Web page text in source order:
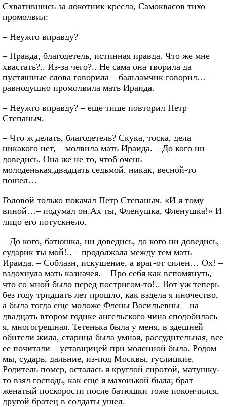
Схватившись за локотник кресла, Самоквасов тихо
промолвил:
– Неужто вправду?
– Правда, благодетель, истинная правда. Что же мне
хвастать?.. Из-за чего?.. Не сама она творила да
пустяшные слова говорила – бальзамчик говорил…–
равнодушно промолвила мать Ираида.
– Неужто вправду? – еще тише повторил Петр
Степаныч.
– Что ж делать, благодетель? Скука, тоска, дела
никакого нет, – молвила мать Ираида. – До кого ни
доведись. Она же не то, чтоб очень
молоденькая,двадцать седьмой, никак, весной-то
пошел…
Головой только покачал Петр Степаныч. «И я тому
виной…– подумал он.Ах ты, Фленушка, Фленушка!» И
лицо его потускнело.
– До кого, батюшка, ни доведись, до кого ни доведись,
сударик ты мой!.. – продолжала между тем мать
Ираида. – Соблазн, искушение, а враг-от силен… Ох! –
вздохнула мать казначея. – Про себя как вспомянуть,
что со мной было перед постригом-то!.. Вот уж теперь
без году тридцать лет прошло, как вздела я иночество,
а была тогда еще моложе Флены Васильевны – на
двадцать втором годике ангельского чина сподобилась
я, многогрешная. Тетенька была у меня, в здешней
обители жила, старица была умная, рассудительная, все
ее почитали – уставщицей при моленной была. Родом
мы, сударь, дальние, из-под Москвы, гуслицкие.
Родитель помер, осталась я круглой сиротой, матушку-
то взял господь, как еще я махонькой была; брат
женатый поскорости после батюшки тоже покончился,
другой братец в солдаты ушел.